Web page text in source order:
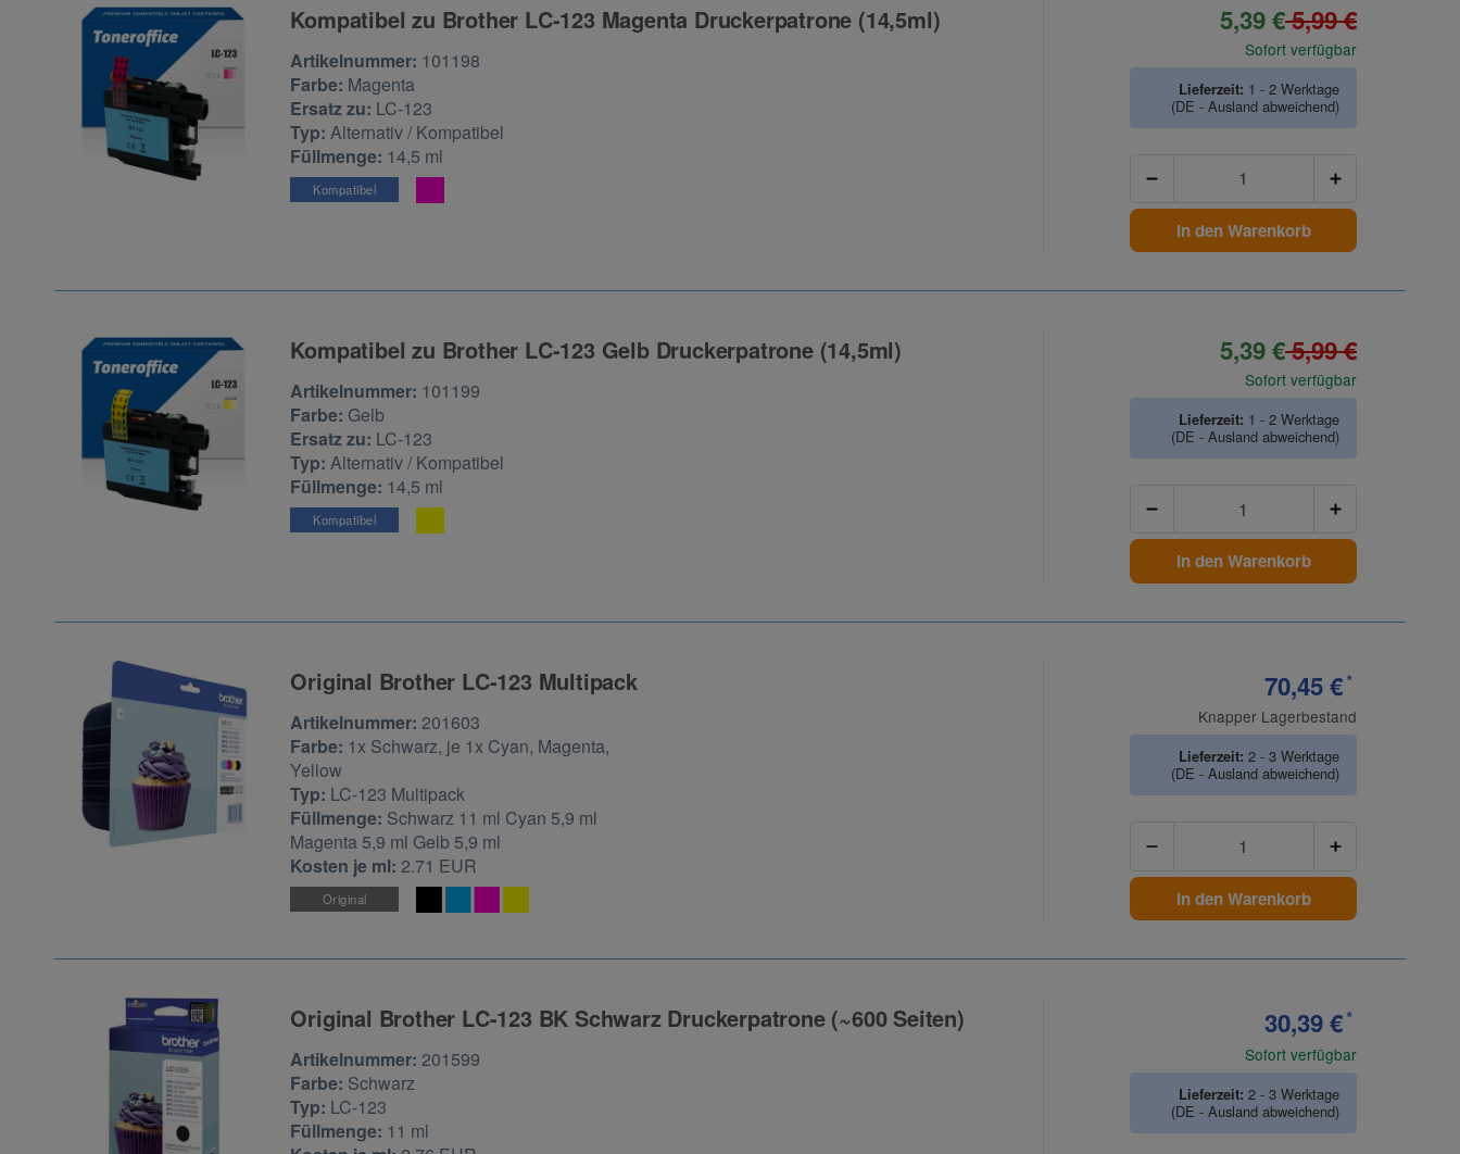
Kompatibel zu Brother LC-123 Magenta Druckerpatrone (14,5ml)
Zur Artikelbewertung
Artikelnummer: 101198
Farbe: Magenta
Ersatz zu: LC-123
Typ:Alternativ / Kompatibel
Füllmenge: 14,5 ml
Kompatibel
5,39 €5,99 €
Sofort verfügbar
Lieferzeit: 1 - 2 Werktage
(DE - Ausland abweichend)
In den Warenkorb
Kompatibel zu Brother LC-123 Gelb Druckerpatrone (14,5ml)
Zur Artikelbewertung
Artikelnummer: 101199
Farbe: Gelb
Ersatz zu: LC-123
Typ:Alternativ / Kompatibel
Füllmenge: 14,5 ml
Kompatibel
5,39 €5,99 €
Sofort verfügbar
Lieferzeit: 1 - 2 Werktage
(DE - Ausland abweichend)
In den Warenkorb
Original Brother LC-123 Multipack
Zur Artikelbewertung
Artikelnummer:201603
Farbe: 1x Schwarz, je 1x Cyan, Magenta,
Yellow
Typ: LC-123 Multipack
Füllmenge: Schwarz 11 ml Cyan 5,9 ml
Magenta 5,9 ml Gelb 5,9 ml
Kosten je ml:2.71 EUR
Original
70,45 €*
Knapper Lagerbestand
Lieferzeit: 2 - 3 Werktage
(DE - Ausland abweichend)
In den Warenkorb
Original Brother LC-123 BK Schwarz Druckerpatrone (~600 Seiten)
Zur Artikelbewertung
Artikelnummer:201599
Farbe: Schwarz
Typ: LC-123
Füllmenge: 11 ml
30,39 €*
Sofort verfügbar
Lieferzeit: 2 - 3 Werktage
(DE - Ausland abweichend)